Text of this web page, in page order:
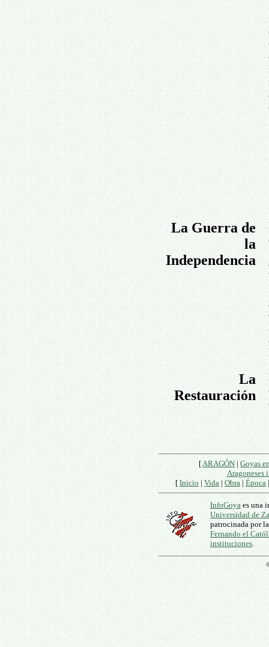
La Guerra de
la
Independencia
La
Restauración
[ ARAGÓN | Goyas
Aragoneses
[ Inicio | Vida | Obra | Época
InfoGoya es una
Universidad de
patrocinada por
Fernando el
instituciones